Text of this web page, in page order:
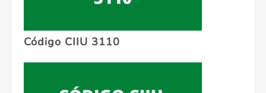
Código CIIU 3110